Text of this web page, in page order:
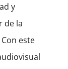
y
de la
este